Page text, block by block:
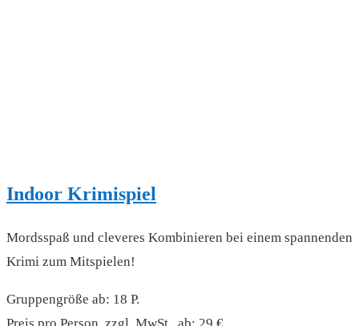
Indoor Krimispiel
Mordsspaß und cleveres Kombinieren bei einem spannenden
Krimi zum Mitspielen!
Gruppengröße ab: 18 P.